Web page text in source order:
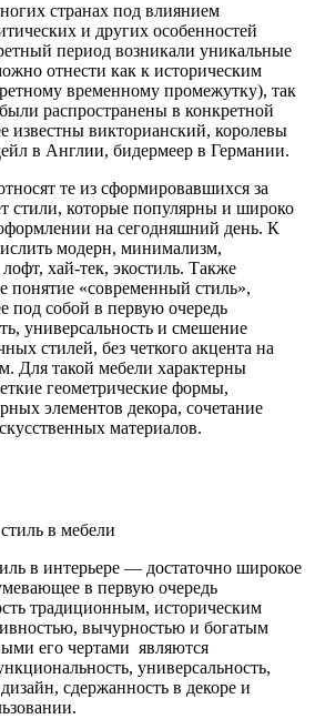
странах под влиянием
и других особенностей
период возникали уникальные
отнести как к историческим
временному промежутку), так
распространены в конкретной
известны викторианский, королевы
в Англии, бидермеер в Германии.
те из сформировавшихся за
стили, которые популярны и широко
на сегодняшний день. К
модерн, минимализм,
хай-тек, экостиль. Также
понятие «современный стиль»,
под собой в первую очередь
универсальность и смешение
стилей, без четкого акцента на
Для такой мебели характерны
геометрические формы,
элементов декора, сочетание
материалов.
в интерьере — достаточно широкое
в первую очередь
традиционным, историческим
вычурностью и богатым
его чертами являются
универсальность,
сдержанность в декоре и